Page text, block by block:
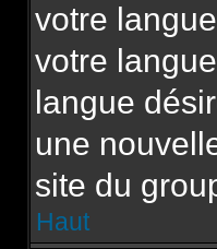
votre
votre
langue
une
site du
Haut